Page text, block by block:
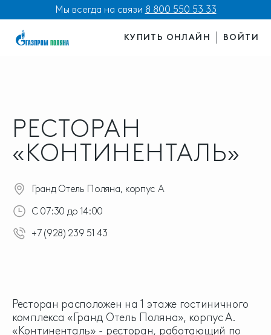
Мы всегда на связи 8 800 550 53 33
КУПИТЬ ОНЛАЙН ВОЙТИ
РЕСТОРАН
«КОНТИНЕНТАЛЬ»
Гранд Отель Поляна, корпус А
С 07:30 до 14:00
+7 (928) 239 51 43
Ресторан расположен на 1 этаже гостиничного
комплекса «Гранд Отель Поляна», корпус А.
«Континенталь» - ресторан, работающий по